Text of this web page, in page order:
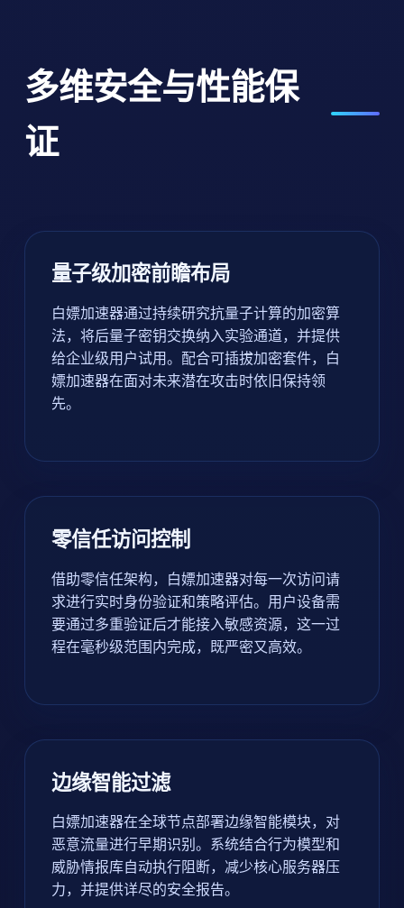
多维安全与性能保
证
量子级加密前瞻布局
白嫖加速器通过持续研究抗量子计算的加密算
法，将后量子密钥交换纳入实验通道，并提供
给企业级用户试用。配合可插拔加密套件，白
嫖加速器在面对未来潜在攻击时依旧保持领
先。
零信任访问控制
借助零信任架构，白嫖加速器对每一次访问请
求进行实时身份验证和策略评估。用户设备需
要通过多重验证后才能接入敏感资源，这一过
程在毫秒级范围内完成，既严密又高效。
边缘智能过滤
白嫖加速器在全球节点部署边缘智能模块，对
恶意流量进行早期识别。系统结合行为模型和
威胁情报库自动执行阻断，减少核心服务器压
力，并提供详尽的安全报告。